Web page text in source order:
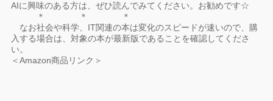
AIに興味のある方は、ぜひ読んでみてください。お勧めです☆
＊ ＊ ＊
なお社会や科学、IT関連の本は変化のスピードが速いので、購
入する場合は、対象の本が最新版であることを確認してくださ
い。
＜Amazon商品リンク＞